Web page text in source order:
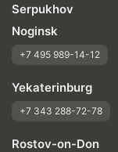
Serpukhov
Noginsk
+7 495 989-14-12
Yekaterinburg
+7 343 288-72-78
Rostov-on-Don